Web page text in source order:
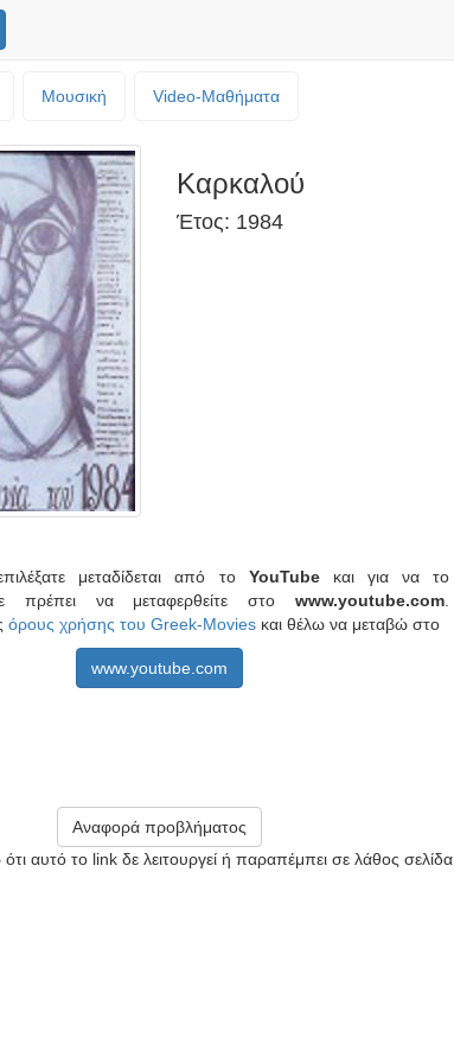
Μουσική Video-Mαθήματα
Καρκαλού
Έτος: 1984
μεταδίδεται από το YouTubeκαι για να το
πρέπει να μεταφερθείτε στο www.youtube.com.
όρους χρήσης του Greek-Moviesκαι θέλω να μεταβώ στο
www.youtube.com
Αναφορά προβλήματος
αυτό το link δε λειτουργεί ή παραπέμπει σε λάθος σελίδα